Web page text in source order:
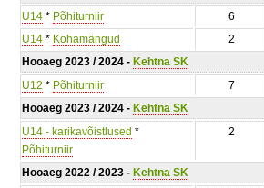
U14 * Põhiturniir 6
U14 * Kohamängud 2
Hooaeg 2023 / 2024 - Kehtna SK
U12 * Põhiturniir 7
Hooaeg 2023 / 2024 - Kehtna SK
U14 - karikavõistlused *
Põhiturniir
2
Hooaeg 2022 / 2023 - Kehtna SK